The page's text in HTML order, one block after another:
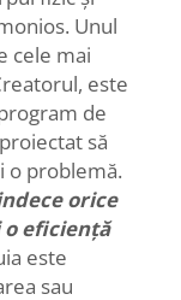
Unul
cele mai
este
de
să
o problemă.
orice
o eficiență
este
sau